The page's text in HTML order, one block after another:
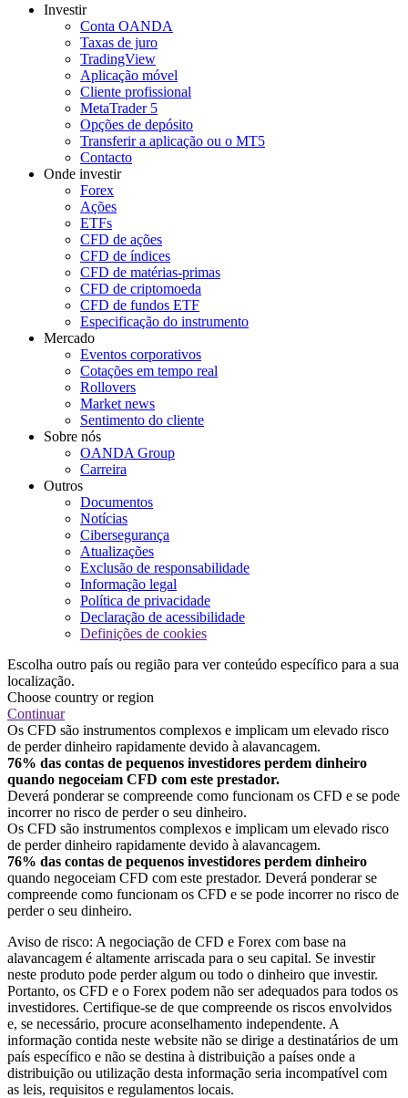
Investir
Conta OANDA
Taxas de juro
TradingView
Aplicação móvel
Cliente profissional
MetaTrader 5
Opções de depósito
Transferir a aplicação ou o MT5
Contacto
Onde investir
Forex
Ações
ETFs
CFD de ações
CFD de índices
CFD de matérias-primas
CFD de criptomoeda
CFD de fundos ETF
Especificação do instrumento
Mercado
Eventos corporativos
Cotações em tempo real
Rollovers
Market news
Sentimento do cliente
Sobre nós
OANDA Group
Carreira
Outros
Documentos
Notícias
Cibersegurança
Atualizações
Exclusão de responsabilidade
Informação legal
Política de privacidade
Declaração de acessibilidade
Definições de cookies
Escolha outro país ou região para ver conteúdo específico para a sua
localização.
Choose country or region
Continuar
Os CFD são instrumentos complexos e implicam um elevado risco
de perder dinheiro rapidamente devido à alavancagem.
76% das contas de pequenos investidores perdem dinheiro
quando negoceiam CFD com este prestador.
Deverá ponderar se compreende como funcionam os CFD e se pode
incorrer no risco de perder o seu dinheiro.
Os CFD são instrumentos complexos e implicam um elevado risco
de perder dinheiro rapidamente devido à alavancagem.
76% das contas de pequenos investidores perdem dinheiro
quando negoceiam CFD com este prestador. Deverá ponderar se
compreende como funcionam os CFD e se pode incorrer no risco de
perder o seu dinheiro.
Aviso de risco: A negociação de CFD e Forex com base na
alavancagem é altamente arriscada para o seu capital. Se investir
neste produto pode perder algum ou todo o dinheiro que investir.
Portanto, os CFD e o Forex podem não ser adequados para todos os
investidores. Certifique-se de que compreende os riscos envolvidos
e, se necessário, procure aconselhamento independente. A
informação contida neste website não se dirige a destinatários de um
país específico e não se destina à distribuição a países onde a
distribuição ou utilização desta informação seria incompatível com
as leis, requisitos e regulamentos locais.